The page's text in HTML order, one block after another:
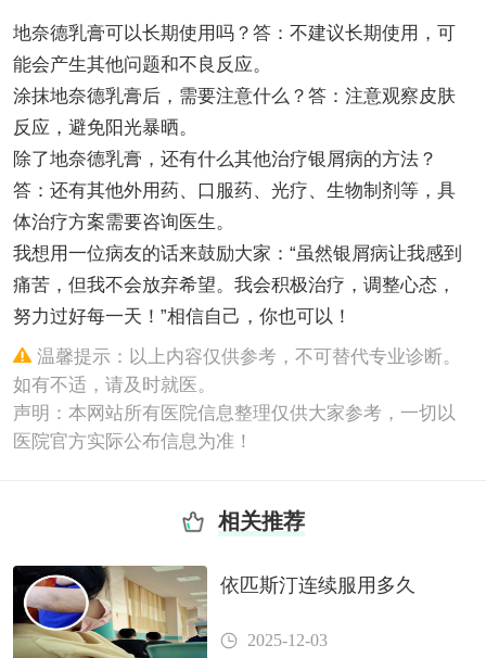
地奈德乳膏可以长期使用吗？答：不建议长期使用，可
能会产生其他问题和不良反应。
涂抹地奈德乳膏后，需要注意什么？答：注意观察皮肤
反应，避免阳光暴晒。
除了地奈德乳膏，还有什么其他治疗银屑病的方法？
答：还有其他外用药、口服药、光疗、生物制剂等，具
体治疗方案需要咨询医生。
我想用一位病友的话来鼓励大家：“虽然银屑病让我感到
痛苦，但我不会放弃希望。我会积极治疗，调整心态，
努力过好每一天！”相信自己，你也可以！
温馨提示：以上内容仅供参考，不可替代专业诊断。
如有不适，请及时就医。
声明：本网站所有医院信息整理仅供大家参考，一切以
医院官方实际公布信息为准！
相关推荐
依匹斯汀连续服用多久
2025-12-03